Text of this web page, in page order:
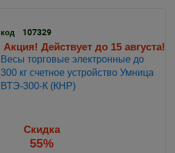
код
107329
Акция! Действует до 15 августа!
Весы торговые электронные до
300 кг счетное устройство Умница
ВТЭ-300-К (КНР)
Скидка
55%